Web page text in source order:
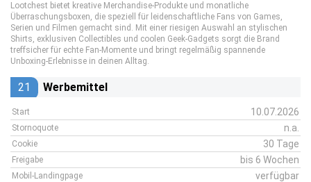
Lootchest bietet kreative Merchandise-Produkte und monatliche
Überraschungsboxen, die speziell für leidenschaftliche Fans von Games,
Serien und Filmen gemacht sind. Mit einer riesigen Auswahl an stylischen
Shirts, exklusiven Collectibles und coolen Geek-Gadgets sorgt die Brand
treffsicher für echte Fan-Momente und bringt regelmäßig spannende
Unboxing-Erlebnisse in deinen Alltag.
21 Werbemittel
Start 10.07.2026
Stornoquote n.a.
Cookie 30 Tage
Freigabe bis 6 Wochen
Mobil-Landingpage verfügbar